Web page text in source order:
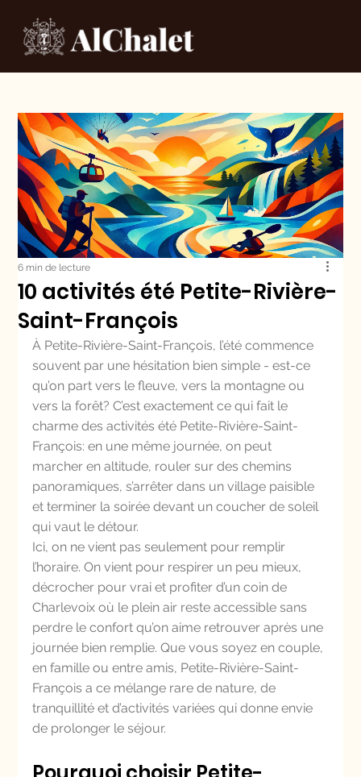
10 activités été Petite-Rivière-
Saint-François
6 min de lecture
À Petite-Rivière-Saint-François, l’été commence
souvent par une hésitation bien simple - est-ce
qu’on part vers le fleuve, vers la montagne ou
vers la forêt? C’est exactement ce qui fait le
charme des activités été Petite-Rivière-Saint-
François: en une même journée, on peut
marcher en altitude, rouler sur des chemins
panoramiques, s’arrêter dans un village paisible
et terminer la soirée devant un coucher de soleil
qui vaut le détour.
Ici, on ne vient pas seulement pour remplir
l’horaire. On vient pour respirer un peu mieux,
décrocher pour vrai et profiter d’un coin de
Charlevoix où le plein air reste accessible sans
perdre le confort qu’on aime retrouver après une
journée bien remplie. Que vous soyez en couple,
en famille ou entre amis, Petite-Rivière-Saint-
François a ce mélange rare de nature, de
tranquillité et d’activités variées qui donne envie
de prolonger le séjour.